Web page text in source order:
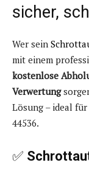
sicher,
Wer sein
mit einem
kostenlose
Verwertung
Lösung – ideal
44536.
✅